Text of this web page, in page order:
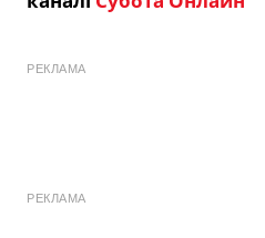
РЕКЛАМА
РЕКЛАМА